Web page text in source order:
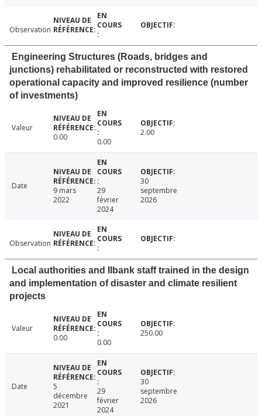
Observation
Engineering Structures (Roads, bridges and
junctions) rehabilitated or reconstructed with restored
operational capacity and improved resilience (number
of investments)
Valeur
0.00
0.00
2.00
Date
9 mars
2022
29
février
2024
30
septembre
2026
Observation
Local authorities and Ilbank staff trained in the design
and implementation of disaster and climate resilient
projects
Valeur
0.00
0.00
250.00
Date
5
décembre
2021
29
février
2024
30
septembre
2026